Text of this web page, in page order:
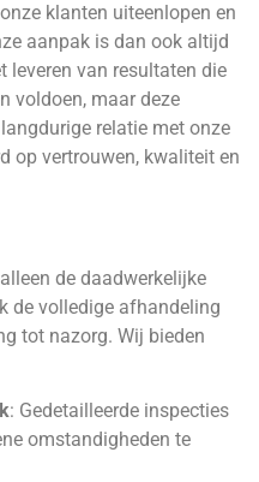
klanten uiteenlopen en
aanpak is dan ook altijd
leveren van resultaten die
voldoen, maar deze
relatie met onze
op vertrouwen, kwaliteit en
de daadwerkelijke
de volledige afhandeling
tot nazorg. Wij bieden
: Gedetailleerde inspecties
omstandigheden te